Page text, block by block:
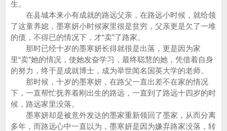
生。
在县城本来小有成就的路远父亲，在路远小时候，就给领
了这童养媳，墨寒妍小时候家里很是贫穷，父亲更是欠了一堆
的债，不得已的情况下，才“卖”了路家。
那时已经十岁的墨寒妍长得就很是出落，更是因为家
里“卖”她的情况，使她发奋学习，最终聪慧的她，凭借着自身
的努力，终于是成就博士，成为举世闻名国英大学的老师。
那时候，十岁的墨寒妍，在路父一直出差不在家的情况
下，一直帮忙抚养着刚出生的路远，一直到了路远十四岁的时
候，路远家里没落。
墨寒妍却是被意外发达的墨家重新领回了墨家，从而分离
多年，而路远心中一直以为，墨寒妍是因为嫌弃路家没落，转